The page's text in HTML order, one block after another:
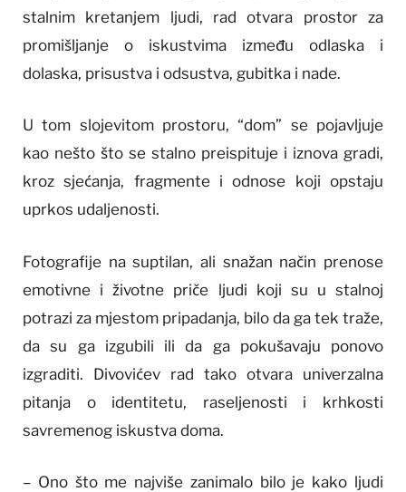
stalnim kretanjem ljudi, rad otvara prostor za
promišljanje o iskustvima između odlaska i
dolaska, prisustva i odsustva, gubitka i nade.
U tom slojevitom prostoru, “dom” se pojavljuje
kao nešto što se stalno preispituje i iznova gradi,
kroz sjećanja, fragmente i odnose koji opstaju
uprkos udaljenosti.
Fotografije na suptilan, ali snažan način prenose
emotivne i životne priče ljudi koji su u stalnoj
potrazi za mjestom pripadanja, bilo da ga tek traže,
da su ga izgubili ili da ga pokušavaju ponovo
izgraditi. Divovićev rad tako otvara univerzalna
pitanja o identitetu, raseljenosti i krhkosti
savremenog iskustva doma.
– Ono što me najviše zanimalo bilo je kako ljudi